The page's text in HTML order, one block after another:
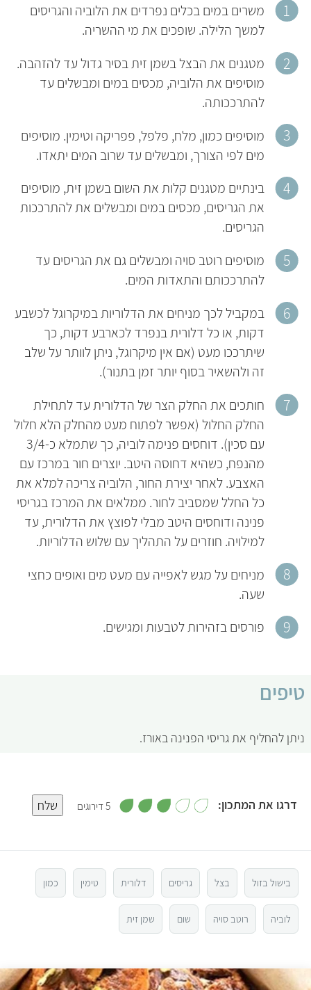
משרים במים בכלים נפרדים את הלוביה והגריסים
למשך הלילה. שופכים את מי ההשריה.
מטגנים את הבצל בשמן זית בסיר גדול עד להזהבה.
מוסיפים את הלוביה, מכסים במים ומבשלים עד
להתרככותה.
מוסיפים כמון, מלח, פלפל, פפריקה וטימין. מוסיפים
מים לפי הצורך, ומבשלים עד שרוב המים יתאדו.
בינתיים מטגנים קלות את השום בשמן זית, מוסיפים
את הגריסים, מכסים במים ומבשלים את להתרככות
הגריסים.
מוסיפים רוטב סויה ומבשלים גם את הגריסים עד
להתרככותם והתאדות המים.
במקביל לכך מניחים את הדלוריות במיקרוגל לכשבע
דקות, או כל דלורית בנפרד לכארבע דקות, כך
שיתרככו מעט (אם אין מיקרוגל, ניתן לוותר על שלב
זה ולהשאיר בסוף יותר זמן בתנור).
חותכים את החלק הצר של הדלורית עד לתחילת
החלק החלול (אפשר לפתוח מעט מהחלק הלא חלול
עם סכין). דוחסים פנימה לוביה, כך שתמלא כ-3/4
מהנפח, כשהיא דחוסה היטב. יוצרים חור במרכז עם
האצבע. לאחר יצירת החור, הלוביה צריכה למלא את
כל החלל שמסביב לחור. ממלאים את המרכז בגריסי
פנינה ודוחסים היטב מבלי לפוצץ את הדלורית, עד
למילויה. חוזרים על התהליך עם שלוש הדלוריות.
מניחים על מגש לאפייה עם מעט מים ואופים כחצי
שעה.
פורסים בזהירות לטבעות ומגישים.
טיפים
ניתן להחליף את גריסי הפנינה באורז.
דרגו את המתכון:
3
2
5 דירוגים 3 שלח
בישול בזול בצל גריסים דלורית טימין כמון
לוביה רוטב סויה שום שמן זית